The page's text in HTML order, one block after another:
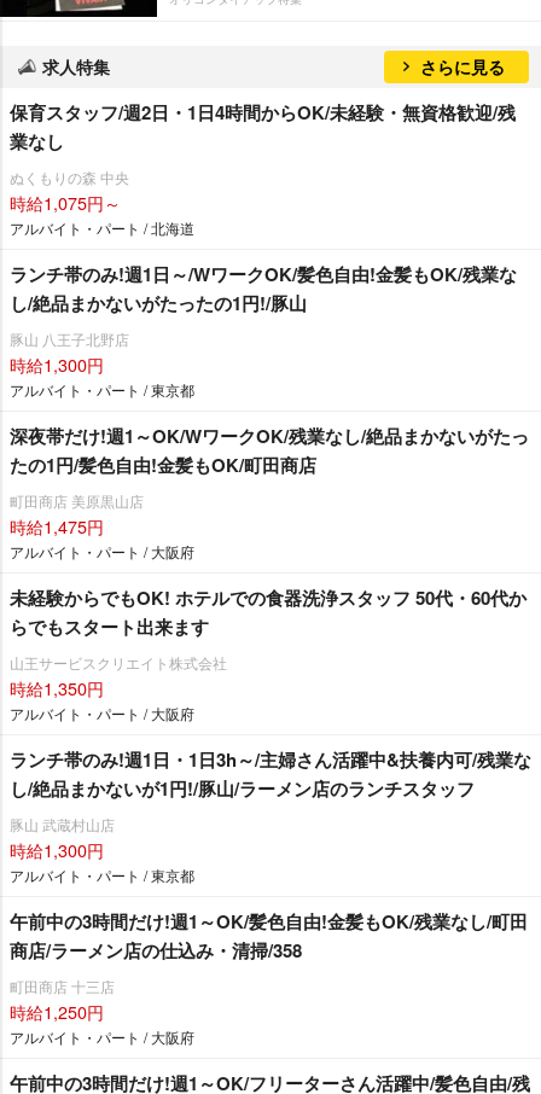
求人特集 さらに見る
保育スタッフ/週2日・1日4時間からOK/未経験・無資格歓迎/残
業なし
ぬくもりの森 中央
時給1,075円～
アルバイト・パート / 北海道
ランチ帯のみ!週1日～/WワークOK/髪色自由!金髪もOK/残業な
し/絶品まかないがたったの1円!/豚山
豚山 八王子北野店
時給1,300円
アルバイト・パート / 東京都
深夜帯だけ!週1～OK/WワークOK/残業なし/絶品まかないがたっ
たの1円/髪色自由!金髪もOK/町田商店
町田商店 美原黒山店
時給1,475円
アルバイト・パート / 大阪府
未経験からでもOK! ホテルでの食器洗浄スタッフ 50代・60代か
らでもスタート出来ます
山王サービスクリエイト株式会社
時給1,350円
アルバイト・パート / 大阪府
ランチ帯のみ!週1日・1日3h～/主婦さん活躍中&扶養内可/残業な
し/絶品まかないが1円!/豚山/ラーメン店のランチスタッフ
豚山 武蔵村山店
時給1,300円
アルバイト・パート / 東京都
午前中の3時間だけ!週1～OK/髪色自由!金髪もOK/残業なし/町田
商店/ラーメン店の仕込み・清掃/358
町田商店 十三店
時給1,250円
アルバイト・パート / 大阪府
午前中の3時間だけ!週1～OK/フリーターさん活躍中/髪色自由/残